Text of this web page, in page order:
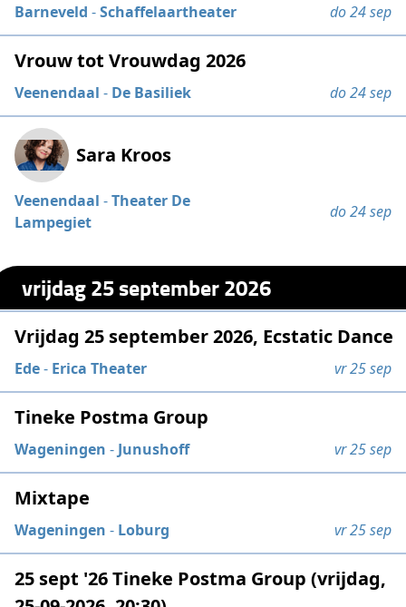
Barneveld -Schaffelaartheater do 24 sep
Vrouw tot Vrouwdag 2026
Veenendaal - De Basiliek do 24 sep
Sara Kroos
Veenendaal -Theater De
Lampegiet
do 24 sep
vrijdag 25 september 2026
Vrijdag 25 september 2026, Ecstatic Dance
Ede- Erica Theater vr 25 sep
Tineke Postma Group
Wageningen - Junushoff vr 25 sep
Mixtape
Wageningen - Loburg vr 25 sep
25 sept '26 Tineke Postma Group (vrijdag,